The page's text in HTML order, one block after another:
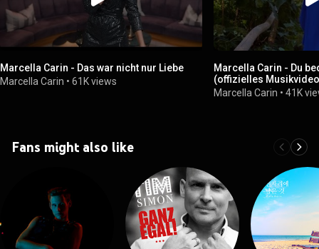
Marcella Carin - Das war nicht nur Liebe
Marcella Carin • 61K views
Marcella Carin - Du
(offizielles
Marcella Carin •41K
Fans might also like